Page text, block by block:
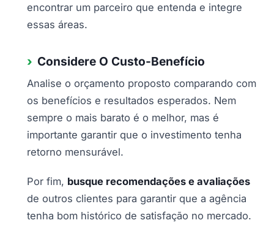
encontrar um parceiro que entenda e integre
essas áreas.
Considere O Custo-Benefício
Analise o orçamento proposto comparando com
os benefícios e resultados esperados. Nem
sempre o mais barato é o melhor, mas é
importante garantir que o investimento tenha
retorno mensurável.
Por fim, busque recomendações e avaliações
de outros clientes para garantir que a agência
tenha bom histórico de satisfação no mercado.